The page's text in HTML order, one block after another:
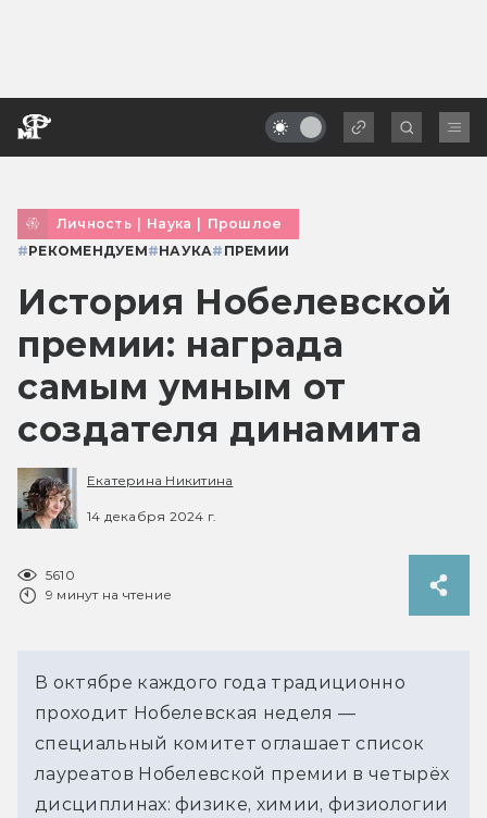
Личность | Наука | Прошлое
#РЕКОМЕНДУЕМ#НАУКА# ПРЕМИИ
История Нобелевской
премии: награда
самым умным от
создателя динамита
Екатерина Никитина
14 декабря 2024 г.
5610
9 минут на чтение
В октябре каждого года традиционно
проходит Нобелевская неделя —
специальный комитет оглашает список
лауреатов Нобелевской премии в четырёх
дисциплинах: физике, химии, физиологии